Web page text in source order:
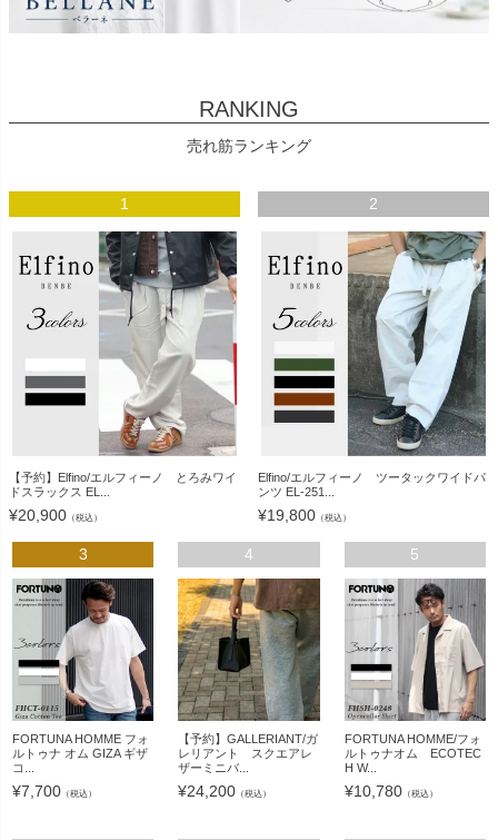
RANKING
売れ筋ランキング
1
【予約】Elfino/エルフィーノ とろみワイ
ドスラックス EL...
¥20,900 （税込）
2
Elfino/エルフィーノ ツータックワイドパ
ンツ EL-251...
¥19,800 （税込）
3
FORTUNA HOMME フォ
ルトゥナ オム GIZA ギザ
コ...
¥7,700 （税込）
4
【予約】GALLERIANT/ガ
レリアント スクエアレ
ザーミニバ...
¥24,200 （税込）
5
FORTUNA HOMME/フォ
ルトゥナオム ECOTEC
H W...
¥10,780（税込）